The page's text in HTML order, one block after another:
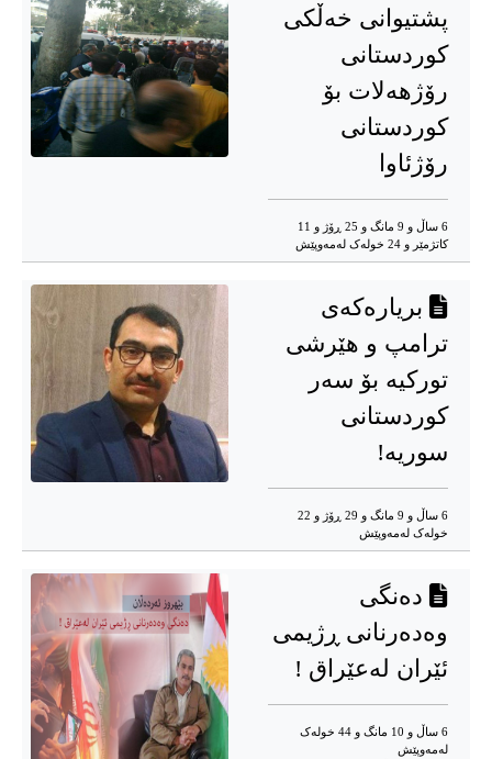
پشتیوانی خەڵکی
کوردستانی
رۆژهەلات بۆ
کوردستانی
رۆژئاوا
6 ساڵ و 9 مانگ و 25 ڕۆژ و 11
کاتژمێر و 24 خوله‌ک له‌مه‌وپێش‌
بریارەکەی
ترامپ و هێرشی
تورکیە بۆ سەر
کوردستانی
سوریە!
6 ساڵ و 9 مانگ و 29 ڕۆژ و 22
خوله‌ک له‌مه‌وپێش‌
د‌ەنگی
وەدەرنانی ڕژیمی
ئێران لەعێراق !
6 ساڵ و 10 مانگ و 44 خوله‌ک
له‌مه‌وپێش‌